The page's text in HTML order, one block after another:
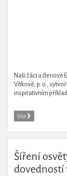
Naši žáci a členové
Vítkově, p. o.,
inspirativním
Více
Šíření
dovedností